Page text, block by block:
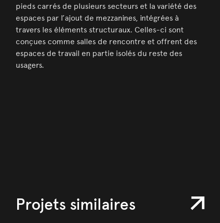
pieds carrés de plusieurs secteurs et la variété des
espaces par l’ajout de mezzanines, intégrées à
travers les éléments structuraux. Celles-ci sont
conçues comme salles de rencontre et offrent des
espaces de travail en partie isolés du reste des
usagers.
Projets similaires